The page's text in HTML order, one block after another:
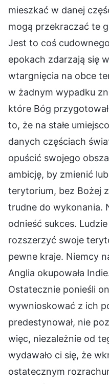
mieszkać w danej
mogą przekraczać te
Jest to coś
epokach zdarzają się
wtargnięcia na obce
w żadnym wypadku
które Bóg
to, że na stałe
danych częściach
opuścić swojego
ambicję, by zmienić
terytorium, bez Bożej
trudne do wykonania.
odnieść sukces.
rozszerzyć swoje
pewne kraje. Niemcy
Anglia okupowała
Ostatecznie ponieśli
wywnioskować z ich
predestynował, nie
więc, niezależnie od
wydawało ci się, że
ostatecznym